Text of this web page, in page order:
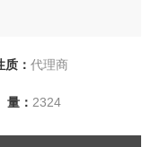
质： 代理商
： 2324